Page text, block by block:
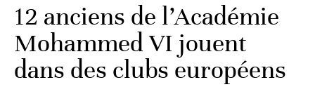
12 anciens de l’Académie
Mohammed VI jouent
dans des clubs européens